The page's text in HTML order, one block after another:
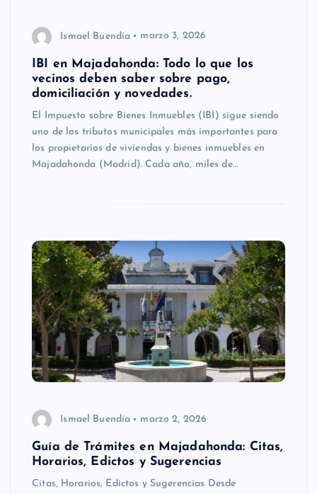
Ismael Buendía marzo 3, 2026
IBI en Majadahonda: Todo lo que los
vecinos deben saber sobre pago,
domiciliación y novedades.
El Impuesto sobre Bienes Inmuebles (IBI) sigue siendo
uno de los tributos municipales más importantes para
los propietarios de viviendas y bienes inmuebles en
Majadahonda (Madrid). Cada año, miles de…
Ismael Buendía marzo 2, 2026
Guía de Trámites en Majadahonda: Citas,
Horarios, Edictos y Sugerencias
Citas, Horarios, Edictos y Sugerencias Desde